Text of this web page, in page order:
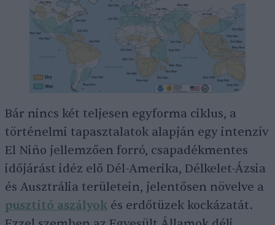
Bár nincs két teljesen egyforma ciklus, a
történelmi tapasztalatok alapján egy intenzív
El Niño jellemzően forró, csapadékmentes
időjárást idéz elő Dél-Amerika, Délkelet-Ázsia
és Ausztrália területein, jelentősen növelve a
pusztító aszályok és erdőtüzek kockázatát.